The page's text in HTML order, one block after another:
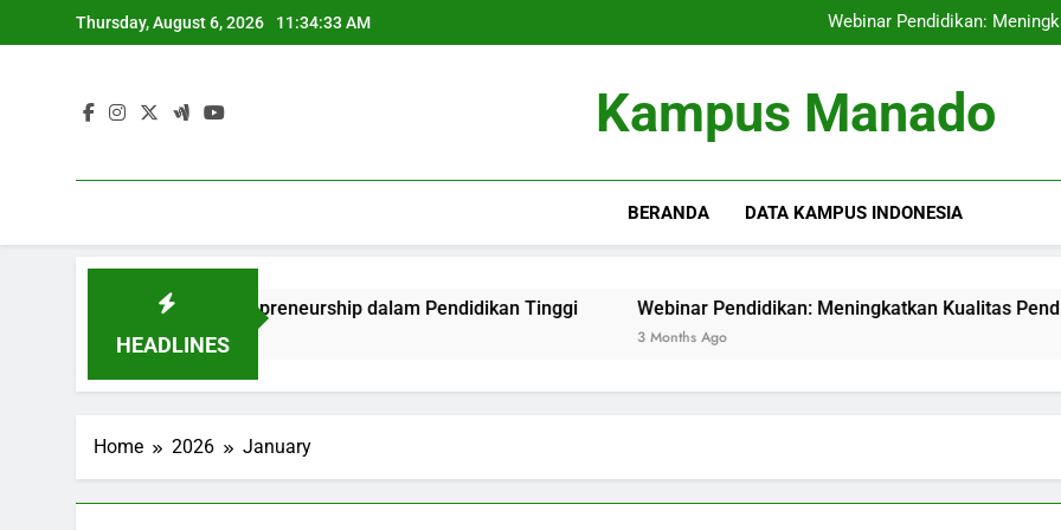
to
Thursday, August 6, 2026 11:34:34 AM
Webinar Pendidikan:
Taktik Optimal
Webinar Pendidikan:
Taktik Optimal
Kampus Manado
BERANDA DATA KAMPUS INDONESIA
HEADLINES
dan Entrepreneurship dalam Pendidikan Tinggi Webinar Pendidikan: Meningkatkan Kualitas Pendidikan
Home 2026 January